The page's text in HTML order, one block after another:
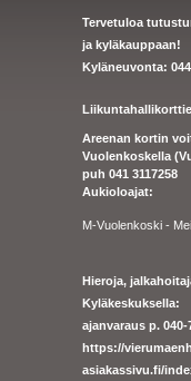
Tervetuloa
ja kyläkauppaan!
Kyläneuvonta: 044
Areenan kortin
Vuolenkoskella
puh 041 3117258
Aukioloajat:
M-Vuolenkoski -
Hieroja,
Kyläkeskuksella:
ajanvaraus p.
https://
asiakassivu.fi/